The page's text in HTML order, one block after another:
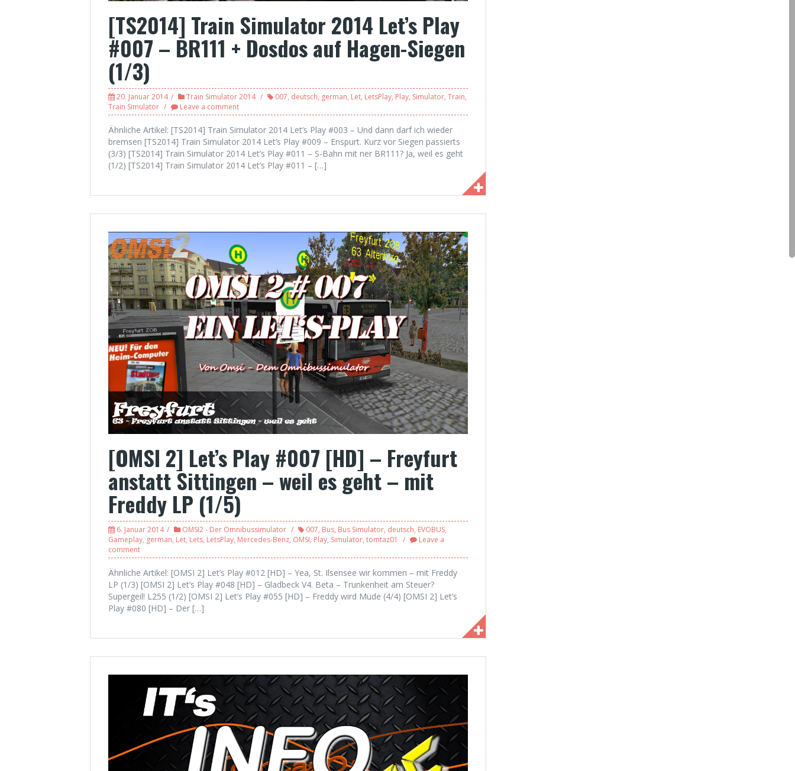
[TS2014] Train Simulator 2014 Let’s Play
#007 – BR111 + Dosdos auf Hagen-Siegen
(1/3)
20. Januar 2014 Train Simulator 2014 007, deutsch, german, Let, LetsPlay, Play, Simulator, Train,
Train Simulator
Leave a comment
Ähnliche Artikel: [TS2014] Train Simulator 2014 Let’s Play #003 – Und dann darf ich wieder
bremsen [TS2014] Train Simulator 2014 Let’s Play #009 – Enspurt. Kurz vor Siegen passierts
(3/3) [TS2014] Train Simulator 2014 Let’s Play #011 – S-Bahn mit ner BR111? Ja, weil es geht
(1/2) [TS2014] Train Simulator 2014 Let’s Play #011 – […]
[OMSI 2] Let’s Play #007 [HD] – Freyfurt
anstatt Sittingen – weil es geht – mit
Freddy LP (1/5)
6. Januar 2014 OMSI2 - Der Omnibussimulator 007, Bus, Bus Simulator, deutsch, EVOBUS,
Gameplay, german, Let, Lets, LetsPlay, Mercedes-Benz, OMSI, Play, Simulator, tomtaz01
Leave a
comment
Ähnliche Artikel: [OMSI 2] Let’s Play #012 [HD] – Yea, St. Ilsensee wir kommen – mit Freddy
LP (1/3) [OMSI 2] Let’s Play #048 [HD] – Gladbeck V4. Beta – Trunkenheit am Steuer?
Supergeil! L255 (1/2) [OMSI 2] Let’s Play #055 [HD] – Freddy wird Müde (4/4) [OMSI 2] Let’s
Play #080 [HD] – Der […]